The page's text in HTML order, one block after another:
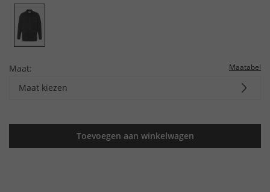
Maat: Maatabel
Maat kiezen
Toevoegen aan winkelwagen